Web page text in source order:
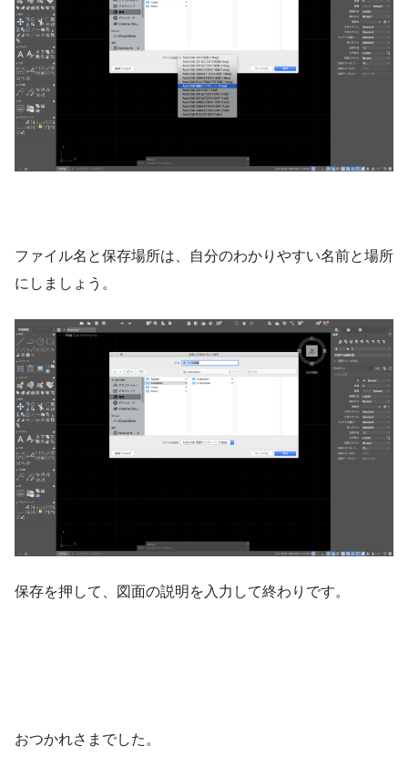
ファイル名と保存場所は、自分のわかりやすい名前と場所
にしましょう。
保存を押して、図面の説明を入力して終わりです。
おつかれさまでした。